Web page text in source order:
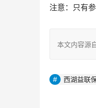
注意：只有
本文内容源
西湖益联